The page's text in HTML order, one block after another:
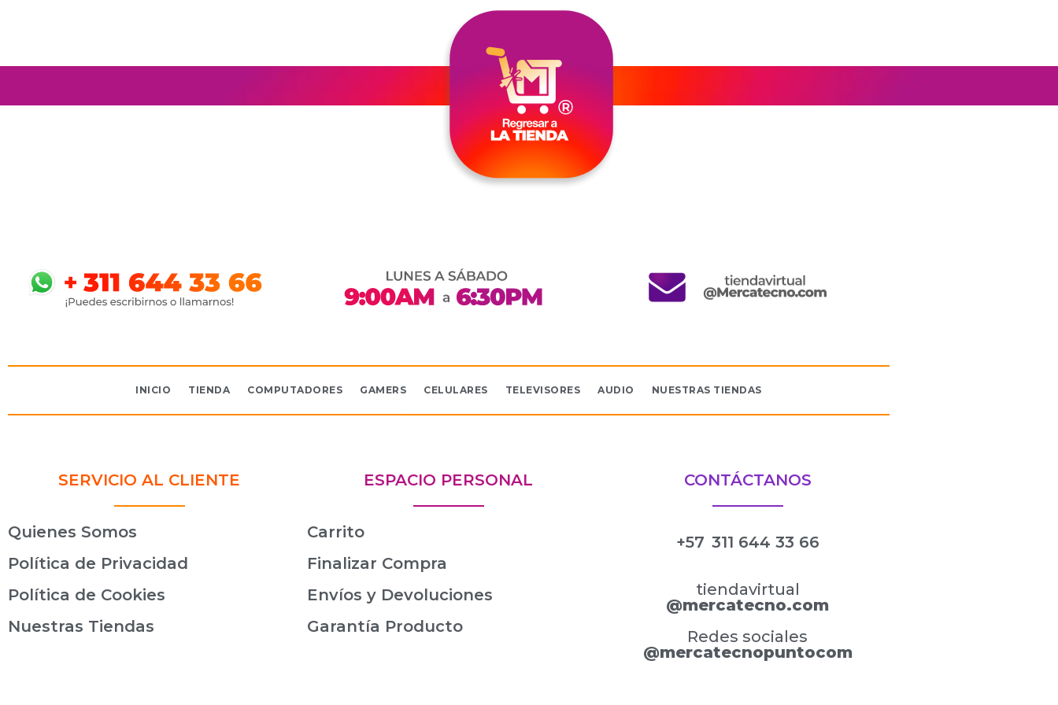
INICIO TIENDA COMPUTADORES GAMERS CELULARES TELEVISORES AUDIO NUESTRAS TIENDAS
SERVICIO AL CLIENTE
Quienes Somos
Política de Privacidad
Política de Cookies
Nuestras Tiendas
ESPACIO PERSONAL
Carrito
Finalizar Compra
Envíos y Devoluciones
Garantía Producto
CONTÁCTANOS
+57 311 644 33 66
tiendavirtual
@mercatecno.com
Redes sociales
@mercatecnopuntocom